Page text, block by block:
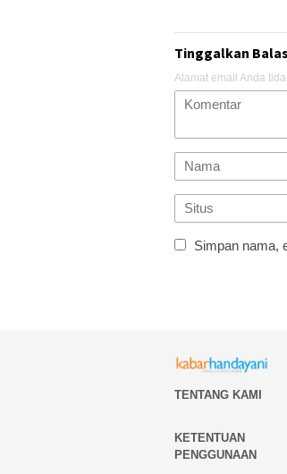
Tinggalkan
Alamat email Anda
Simpan nama,
TENTANG KAMI
KETENTUAN
PENGGUNAAN